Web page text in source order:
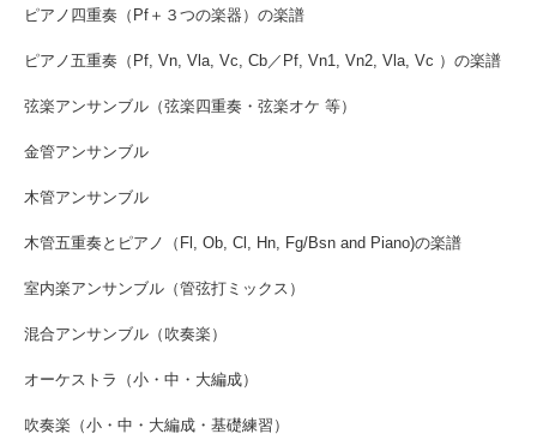
ピアノ四重奏（Pf＋３つの楽器）の楽譜
ピアノ五重奏（Pf, Vn, Vla, Vc, Cb／Pf, Vn1, Vn2, Vla, Vc ）の楽譜
弦楽アンサンブル（弦楽四重奏・弦楽オケ 等）
金管アンサンブル
木管アンサンブル
木管五重奏とピアノ（Fl, Ob, Cl, Hn, Fg/Bsn and Piano)の楽譜
室内楽アンサンブル（管弦打ミックス）
混合アンサンブル（吹奏楽）
オーケストラ（小・中・大編成）
吹奏楽（小・中・大編成・基礎練習）